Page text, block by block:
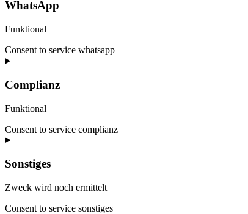
WhatsApp
Funktional
Consent to service whatsapp
Complianz
Funktional
Consent to service complianz
Sonstiges
Zweck wird noch ermittelt
Consent to service sonstiges